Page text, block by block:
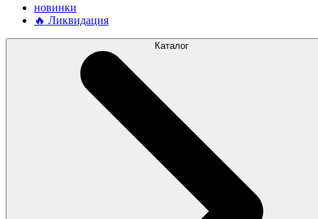
новинки
🔥 Ликвидация
Каталог